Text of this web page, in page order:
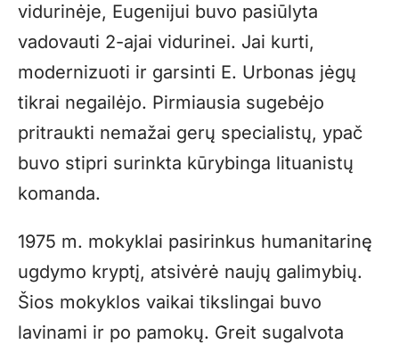
vidurinėje, Eugenijui buvo pasiūlyta
vadovauti 2-ajai vidurinei. Jai kurti,
modernizuoti ir garsinti E. Urbonas jėgų
tikrai negailėjo. Pirmiausia sugebėjo
pritraukti nemažai gerų specialistų, ypač
buvo stipri surinkta kūrybinga lituanistų
komanda.
1975 m. mokyklai pasirinkus humanitarinę
ugdymo kryptį, atsivėrė naujų galimybių.
Šios mokyklos vaikai tikslingai buvo
lavinami ir po pamokų. Greit sugalvota